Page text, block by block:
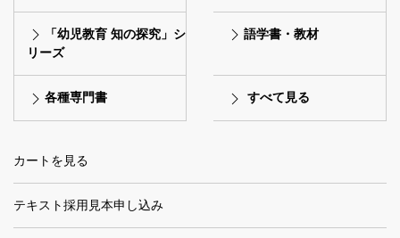
「幼児教育 知の探究」シ
リーズ
語学書・教材
各種専門書 すべて見る
カートを見る
テキスト採用見本申し込み